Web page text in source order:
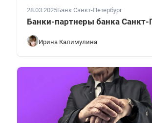
28.03.2025Банк Санкт-Петербург
Банки-партнеры банка Санкт-
Ирина Калимулина